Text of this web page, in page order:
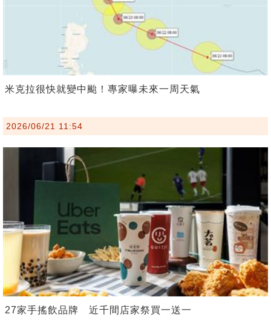
米克拉很快就變中颱！專家曝未來一周天氣
2026/06/21 11:54
27家手搖飲品牌 近千間店家祭買一送一